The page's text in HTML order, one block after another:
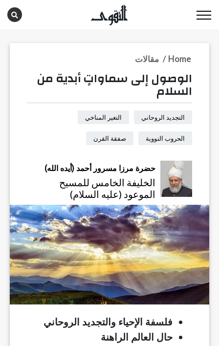
مقالات / Home
الوصول إلى سماواتٍ أبدية من
السلام
التجديد الروحاني التغير المناخي
الحروب النووية صفقة القرن
حضرة مرزا مسرور أحمد (أيده الله)
الخليفة الخامس للمسيح
الموعود (عليه السلام)
فلسفة الإحياء والتجديد الروحاني
حال العالم الراهنة